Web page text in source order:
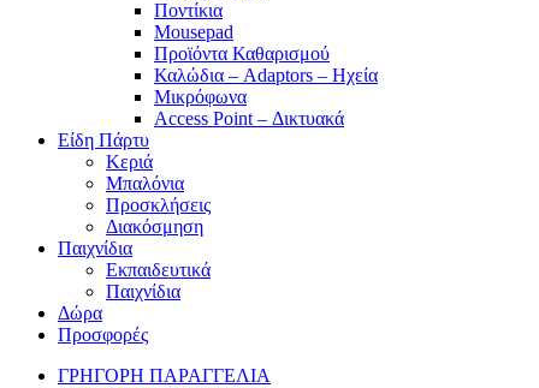
Ποντίκια
Mousepad
Προϊόντα Καθαρισμού
Καλώδια – Adaptors – Ηχεία
Μικρόφωνα
Access Point – Δικτυακά
Είδη Πάρτυ
Κεριά
Μπαλόνια
Προσκλήσεις
Διακόσμηση
Παιχνίδια
Εκπαιδευτικά
Παιχνίδια
Δώρα
Προσφορές
ΓΡΗΓΟΡΗ ΠΑΡΑΓΓΕΛΙΑ